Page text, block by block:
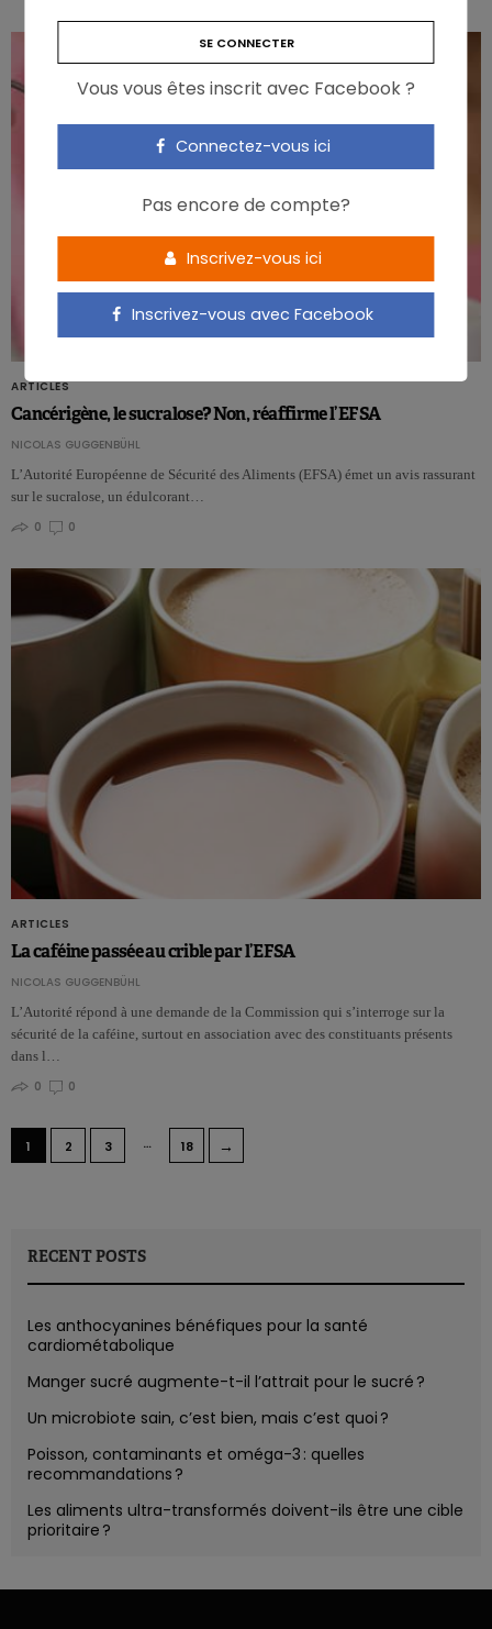
ARTICLES
Cancérigène, le sucralose? Non, réaffirme l’EFSA
NICOLAS GUGGENBÜHL
L’Autorité Européenne de Sécurité des Aliments (EFSA) émet un avis rassurant
sur le sucralose, un édulcorant…
0
0
ARTICLES
La caféine passée au crible par l’EFSA
NICOLAS GUGGENBÜHL
L’Autorité répond à une demande de la Commission qui s’interroge sur la
sécurité de la caféine, surtout en association avec des constituants présents
dans l…
0
0
1 2 3 … 18 →
RECENT POSTS
Les anthocyanines bénéfiques pour la santé
cardiométabolique
Manger sucré augmente-t-il l’attrait pour le sucré ?
Un microbiote sain, c’est bien, mais c’est quoi ?
Poisson, contaminants et oméga-3 : quelles
recommandations ?
Les aliments ultra-transformés doivent-ils être une cible
prioritaire ?
Vous vous êtes inscrit avec Facebook ?
Connectez-vous ici
Pas encore de compte?
Inscrivez-vous ici
Inscrivez-vous avec Facebook